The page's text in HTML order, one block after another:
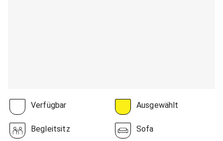
Verfügbar Ausgewählt
Begleitsitz Sofa